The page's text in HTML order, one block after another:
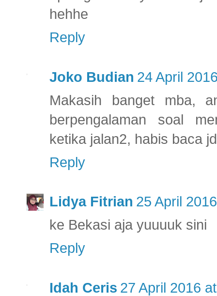
hehhe
Reply
Joko Budian 24 April
Makasih banget mba,
berpengalaman soal
ketika jalan2, habis baca
Reply
Lidya Fitrian 25 April
ke Bekasi aja yuuuuk sini
Reply
Idah Ceris 27 April 2016